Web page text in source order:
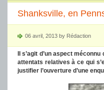
Shanksville, en
06 avril, 2013 by Rédaction
Il s’agit d’un aspect
attentats relatives à ce qui
justifier l’ouverture d’une